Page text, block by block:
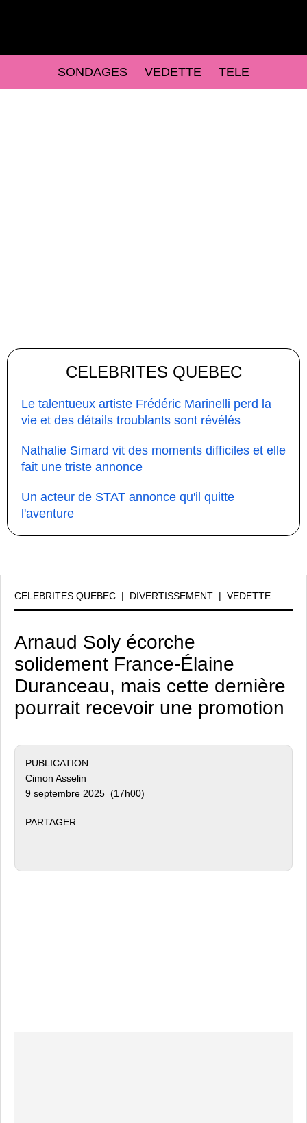
SONDAGES VEDETTE TELE
CELEBRITES QUEBEC
Le talentueux artiste Frédéric Marinelli perd la
vie et des détails troublants sont révélés
Nathalie Simard vit des moments difficiles et elle
fait une triste annonce
Un acteur de STAT annonce qu'il quitte
l'aventure
CELEBRITES QUEBEC | DIVERTISSEMENT | VEDETTE
Arnaud Soly écorche
solidement France-Élaine
Duranceau, mais cette dernière
pourrait recevoir une promotion
PUBLICATION
Cimon Asselin
9 septembre 2025 (17h00)
PARTAGER